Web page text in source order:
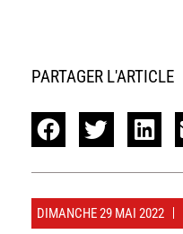
PARTAGER L'ARTICLE
DIMANCHE 29 MAI 2022